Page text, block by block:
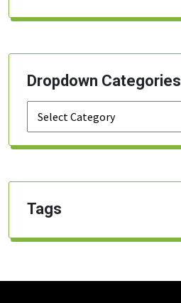
Dropdown Categories
Tags